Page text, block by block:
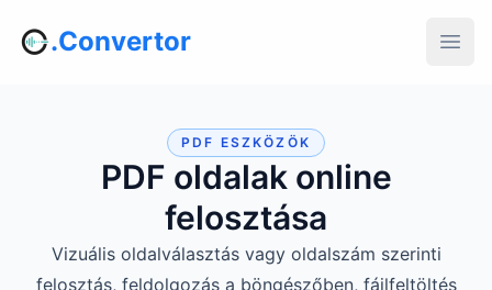
.Convertor
PDF ESZKÖZÖK
PDF oldalak online
felosztása
Vizuális oldalválasztás vagy oldalszám szerinti
felosztás, feldolgozás a böngészőben, fájlfeltöltés